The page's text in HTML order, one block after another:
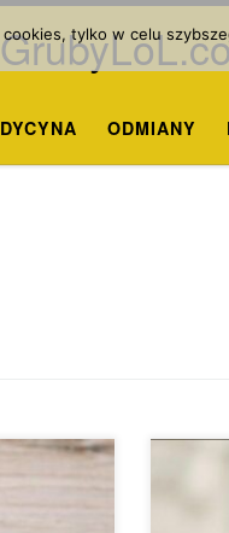
ODMIANY
tylko w celu